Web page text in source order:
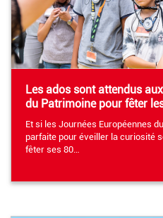
Les ados sont attendus
du Patrimoine pour fêter
Et si les Journées Européennes
parfaite pour éveiller la curiosité
fêter ses 80…